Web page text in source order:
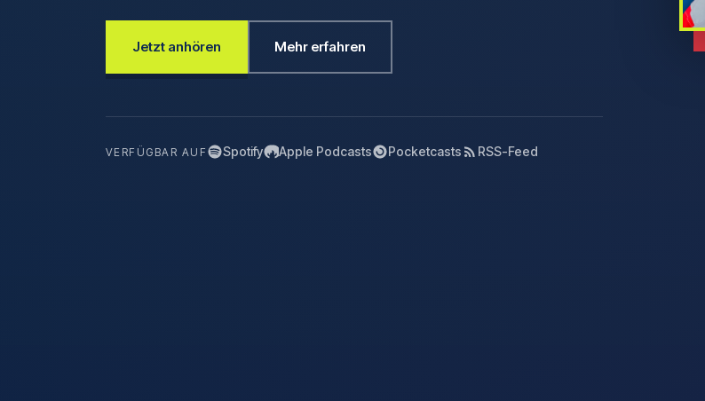
Jetzt anhören Mehr erfahren
VERFÜGBAR AUF Spotify Apple Podcasts Pocketcasts RSS-Feed